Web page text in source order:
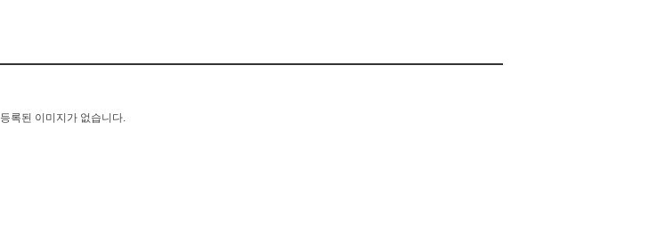
등록된 이미지가 없습니다.